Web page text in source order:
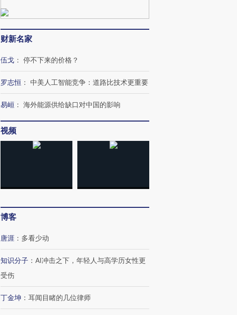
财新名家
伍戈 ： 停不下来的价格？
罗志恒 ： 中美人工智能竞争：道路比技术更重要
易峘 ： 海外能源供给缺口对中国的影响
视频
博客
唐涯 ： 多看少动
知识分子 ： AI冲击之下，年轻人与高学历女性更
受伤
丁金坤 ： 耳闻目睹的几位律师